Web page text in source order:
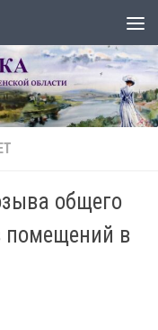
общего
помещений в